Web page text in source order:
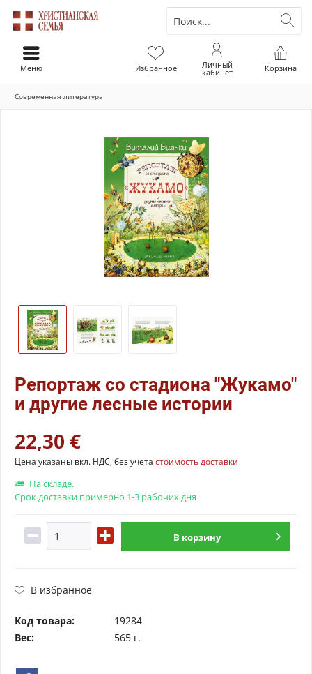
Корзина
Избранное Личный
кабинет
Меню
Современная литература
Репортаж со стадиона "Жукамо"
и другие лесные истории
22,30 €
Цена указаны вкл. НДС, без учета стоимость доставки
На складе.
Срок доставки примерно 1-3 рабочих дня
В корзину
В избранное
Код товара:
19284
Вес:
565 г.